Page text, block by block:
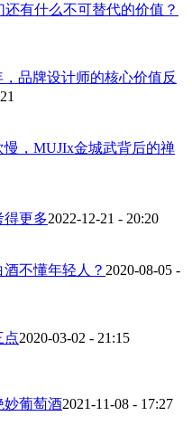
有什么不可替代的价值？
品牌设计师的核心价值反
，MUJIx金城武背后的禅
得更多2022-12-21 - 20:20
不懂年轻人？ 2020-08-05 -
点2020-03-02 - 21:15
妙葡萄酒2021-11-08 - 17:27